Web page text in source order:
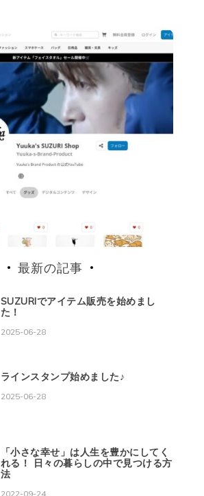
最新の記事
SUZURIでアイテム販売を始めまし
た！
2025-06-28
ラインスタンプ始めました♪
2025-06-28
「小さな幸せ」は人生を豊かにしてく
れる！ 日々の暮らしの中で見つける方
法
2022-09-24